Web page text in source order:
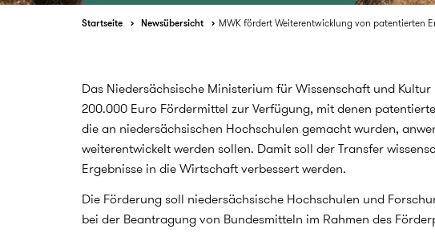
Startseite Newsübersicht MWK fördert Weiterentwicklung von patentierten
Das Niedersächsische Ministerium für Wissenschaft und
200.000 Euro Fördermittel zur Verfügung, mit denen
die an niedersächsischen Hochschulen gemacht wurden,
weiterentwickelt werden sollen. Damit soll der Transfer
Ergebnisse in die Wirtschaft verbessert werden.
Die Förderung soll niedersächsische Hochschulen und
bei der Beantragung von Bundesmitteln im Rahmen des